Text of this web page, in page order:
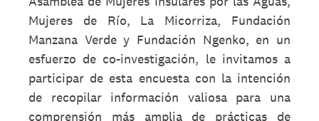
Mujeres de Río, La Micorriza, Fundación
Manzana Verde y Fundación Ngenko, en un
esfuerzo de co-investigación, le invitamos a
participar de esta encuesta con la intención
de recopilar información valiosa para una
comprensión más amplia de prácticas de